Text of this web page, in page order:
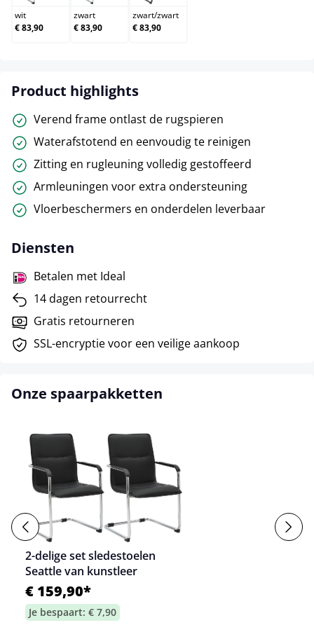
wit
€ 83,90
zwart
€ 83,90
zwart/zwart
€ 83,90
Product highlights
Verend frame ontlast de rugspieren
Waterafstotend en eenvoudig te reinigen
Zitting en rugleuning volledig gestoffeerd
Armleuningen voor extra ondersteuning
Vloerbeschermers en onderdelen leverbaar
Diensten
Betalen met Ideal
14 dagen retourrecht
Gratis retourneren
SSL-encryptie voor een veilige aankoop
Onze spaarpakketten
2-delige set sledestoelen
Seattle van kunstleer
€ 159,90*
Je bespaart: € 7,90